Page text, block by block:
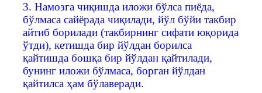
3. Намозга чиқишда иложи бўлса пиёда,
бўлмаса сайёрада чиқилади, йўл бўйи такбир
айтиб борилади (такбирнинг сифати юқорида
ўтди), кетишда бир йўлдан борилса
қайтишда бошқа бир йўлдан қайтилади,
бунинг иложи бўлмаса, борган йўлдан
қайтилса ҳам бўлаверади.